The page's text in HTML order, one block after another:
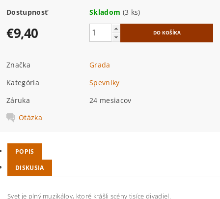
Dostupnosť Skladom (3 ks)
€9,40
Značka
Grada
Kategória
Spevníky
Záruka
24 mesiacov
Otázka
POPIS
DISKUSIA
Svet je plný muzikálov, ktoré krášli scény tisíce divadiel.